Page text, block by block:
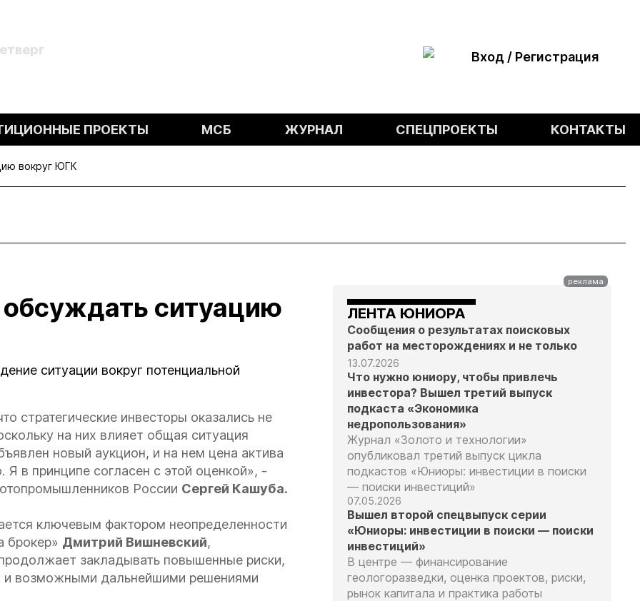
Вход / Регистрация
ПРОЕКТЫ МСБ ЖУРНАЛ СПЕЦПРОЕКТЫ КОНТАКТЫ
вокруг ЮГК
ситуацию
ситуации вокруг потенциальной
стратегические инвесторы оказались не
на них влияет общая ситуация
новый аукцион, и на нем цена актива
в принципе согласен с этой оценкой», -
России Сергей Кашуба.
ключевым фактором неопределенности
брокер» Дмитрий Вишневский,
закладывать повышенные риски,
и возможными дальнейшими решениями
ЛЕНТА ЮНИОРА
Сообщения о результатах поисковых
работ на месторождениях и не только
13.07.2026
Что нужно юниору, чтобы привлечь
инвестора? Вышел третий выпуск
подкаста «Экономика
недропользования»
Журнал «Золото и технологии»
опубликовал третий выпуск цикла
подкастов «Юниоры: инвестиции в поиски
— поиски инвестиций»
07.05.2026
Вышел второй спецвыпуск серии
«Юниоры: инвестиции в поиски — поиски
инвестиций»
В центре — финансирование
геологоразведки, оценка проектов, риски,
рынок капитала и практика работы